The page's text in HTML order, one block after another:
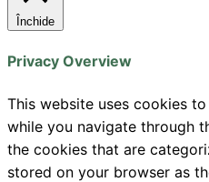
Închide
Privacy Overview
This website uses cookies
while you navigate through
the cookies that are
stored on your browser as